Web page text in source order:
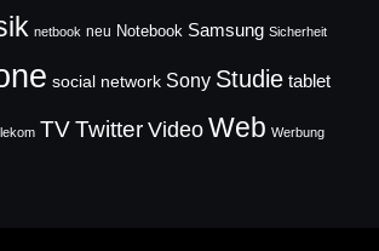
netbook neu Notebook Samsung Sicherheit
social network Sony Studie tablet
TVTwitter Video Web Werbung